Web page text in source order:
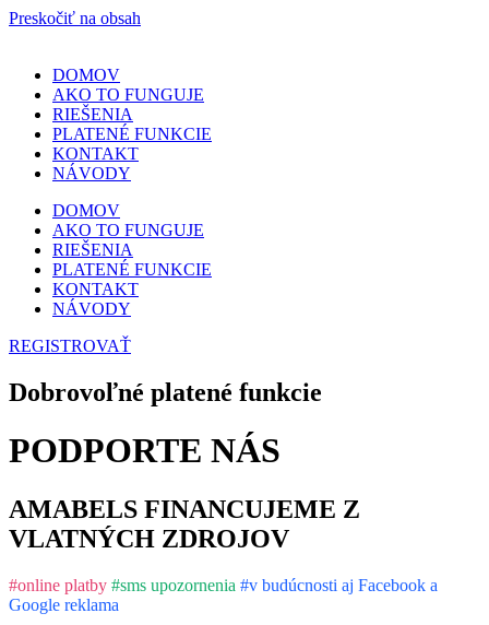
Preskočiť na obsah
DOMOV
AKO TO FUNGUJE
RIEŠENIA
PLATENÉ FUNKCIE
KONTAKT
NÁVODY
DOMOV
AKO TO FUNGUJE
RIEŠENIA
PLATENÉ FUNKCIE
KONTAKT
NÁVODY
REGISTROVAŤ
Dobrovoľné platené funkcie
PODPORTE NÁS
AMABELS FINANCUJEME Z
VLATNÝCH ZDROJOV
#online platby #sms upozornenia #v budúcnosti aj Facebook a
Google reklama